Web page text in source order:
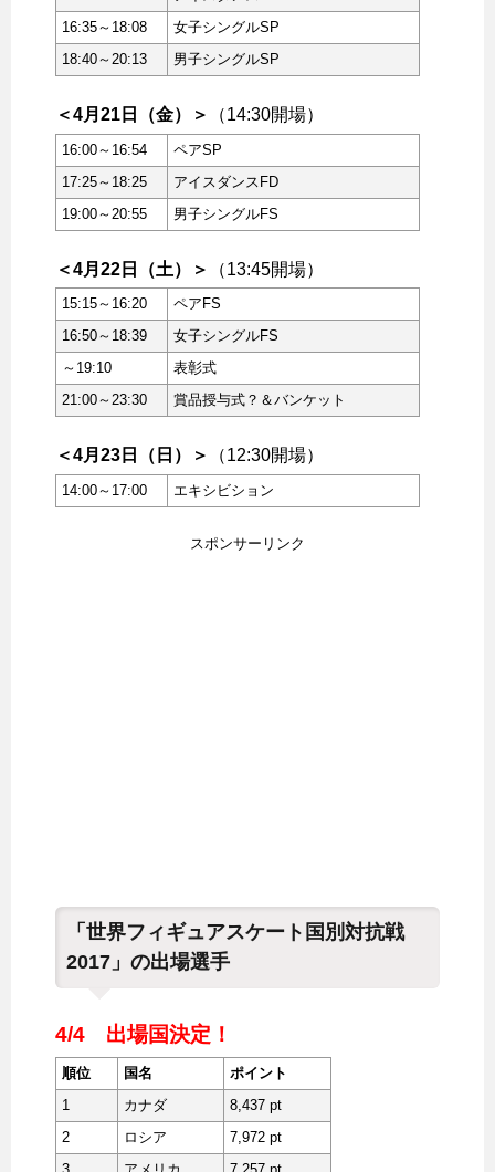
16:35～18:08
女子シングルSP
18:40～20:13
男子シングルSP
＜4月21日（金）＞ （14:30開場）
16:00～16:54
ペアSP
17:25～18:25
アイスダンスFD
19:00～20:55
男子シングルFS
＜4月22日（土）＞ （13:45開場）
15:15～16:20
ペアFS
16:50～18:39
女子シングルFS
～19:10
表彰式
21:00～23:30
賞品授与式？＆バンケット
＜4月23日（日）＞ （12:30開場）
14:00～17:00 エキシビション
スポンサーリンク
「世界フィギュアスケート国別対抗戦
2017」の出場選手
4/4 出場国決定！
順位 国名
ポイント
1
カナダ
8,437 pt
2
ロシア
7,972 pt